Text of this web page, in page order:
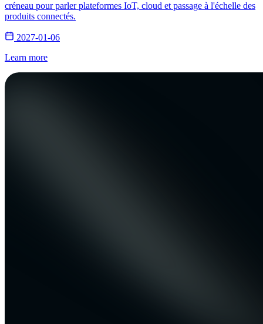
créneau pour parler plateformes IoT, cloud et passage à l'échelle des
produits connectés.
2027-01-06
Learn more